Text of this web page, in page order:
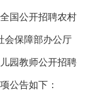
国公开招聘农村
会保障部办公厅
园教师公开招聘
公告如下：